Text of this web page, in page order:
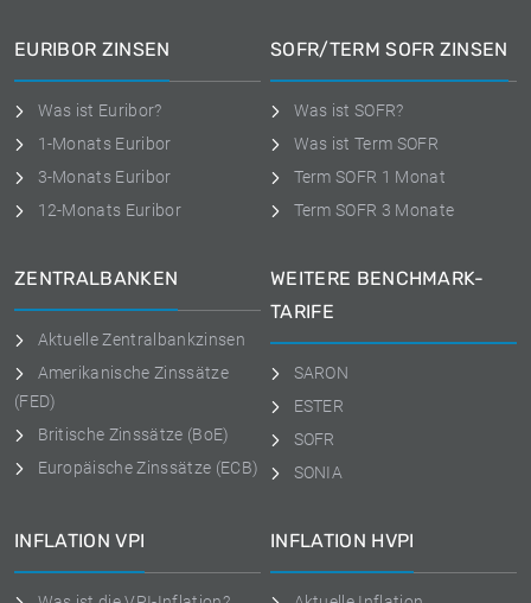
EURIBOR ZINSEN
Was ist Euribor?
1-Monats Euribor
3-Monats Euribor
12-Monats Euribor
SOFR/TERM SOFR ZINSEN
Was ist SOFR?
Was ist Term SOFR
Term SOFR 1 Monat
Term SOFR 3 Monate
ZENTRALBANKEN
Aktuelle Zentralbankzinsen
Amerikanische Zinssätze
(FED)
Britische Zinssätze (BoE)
Europäische Zinssätze (ECB)
WEITERE BENCHMARK-
TARIFE
SARON
ESTER
SOFR
SONIA
INFLATION VPI INFLATION HVPI